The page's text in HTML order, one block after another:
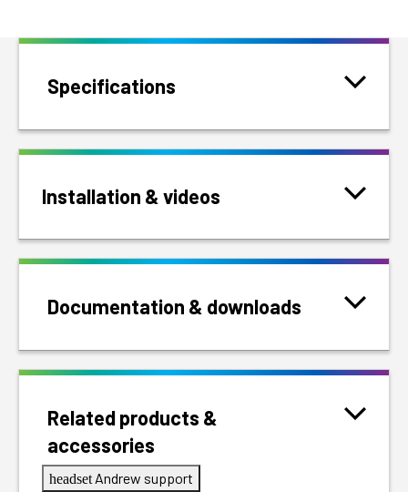
Specifications
Installation & videos
Documentation & downloads
Related products &
accessories
headset Andrew support